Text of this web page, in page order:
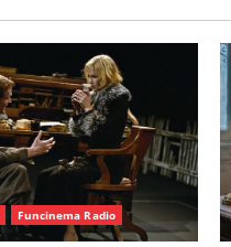
Funcinema Radio